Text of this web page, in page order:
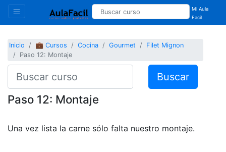
Mi Aula
Facil
Inicio 💼 Cursos Cocina Gourmet
Filet Mignon
Paso 12: Montaje
Buscar
Paso 12: Montaje
Una vez lista la carne sólo falta nuestro montaje.